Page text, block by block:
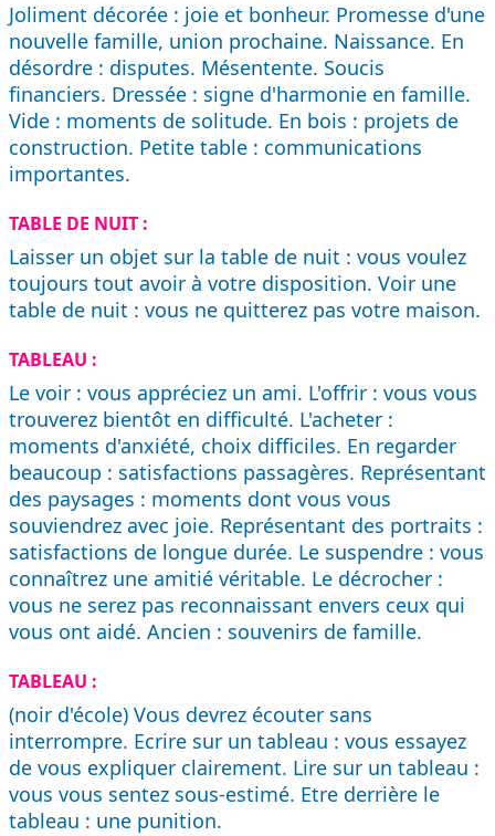
Joliment décorée : joie et bonheur. Promesse d'une
nouvelle famille, union prochaine. Naissance. En
désordre : disputes. Mésentente. Soucis
financiers. Dressée : signe d'harmonie en famille.
Vide : moments de solitude. En bois : projets de
construction. Petite table : communications
importantes.
TABLE DE NUIT :
Laisser un objet sur la table de nuit : vous voulez
toujours tout avoir à votre disposition. Voir une
table de nuit : vous ne quitterez pas votre maison.
TABLEAU :
Le voir : vous appréciez un ami. L'offrir : vous vous
trouverez bientôt en difficulté. L'acheter :
moments d'anxiété, choix difficiles. En regarder
beaucoup : satisfactions passagères. Représentant
des paysages : moments dont vous vous
souviendrez avec joie. Représentant des portraits :
satisfactions de longue durée. Le suspendre : vous
connaîtrez une amitié véritable. Le décrocher :
vous ne serez pas reconnaissant envers ceux qui
vous ont aidé. Ancien : souvenirs de famille.
TABLEAU :
(noir d'école) Vous devrez écouter sans
interrompre. Ecrire sur un tableau : vous essayez
de vous expliquer clairement. Lire sur un tableau :
vous vous sentez sous-estimé. Etre derrière le
tableau : une punition.